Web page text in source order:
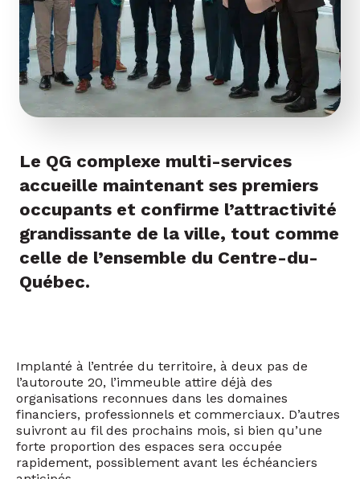
Le QG complexe multi-services
accueille maintenant ses premiers
occupants et confirme l’attractivité
grandissante de la ville, tout comme
celle de l’ensemble du Centre-du-
Québec.
Implanté à l’entrée du territoire, à deux pas de
l’autoroute 20, l’immeuble attire déjà des
organisations reconnues dans les domaines
financiers, professionnels et commerciaux. D’autres
suivront au fil des prochains mois, si bien qu’une
forte proportion des espaces sera occupée
rapidement, possiblement avant les échéanciers